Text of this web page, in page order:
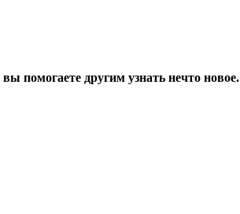
помогаете другим узнать нечто новое.